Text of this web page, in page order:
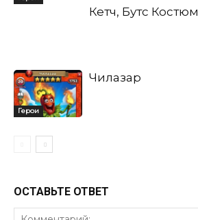
Кетч, Бутс Костюм
Герои
Чилазар
ОСТАВЬТЕ ОТВЕТ